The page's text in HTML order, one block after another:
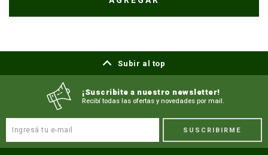
Subir al top
¡Suscribite a nuestro newsletter!
Recibí todas las ofertas y novedades por mail.
SUSCRIBIRME